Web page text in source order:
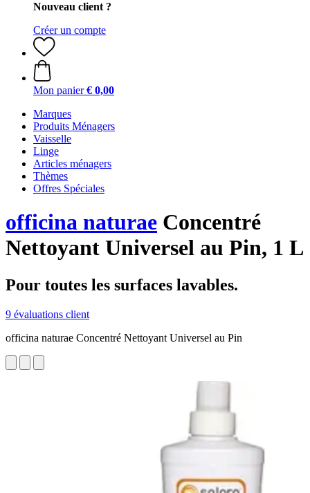
Nouveau client ?
Créer un compte
Mon panier € 0,00
Marques
Produits Ménagers
Vaisselle
Linge
Articles ménagers
Thèmes
Offres Spéciales
officina naturae Concentré
Nettoyant Universel au Pin, 1 L
Pour toutes les surfaces lavables.
9 évaluations client
officina naturae Concentré Nettoyant Universel au Pin